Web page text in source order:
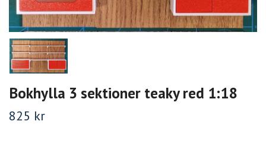
Bokhylla 3 sektioner teaky red 1:18
825 kr